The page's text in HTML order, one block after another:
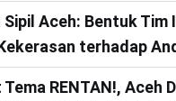
Sipil Aceh: Bentuk Tim
terhadap
RENTAN!, Aceh